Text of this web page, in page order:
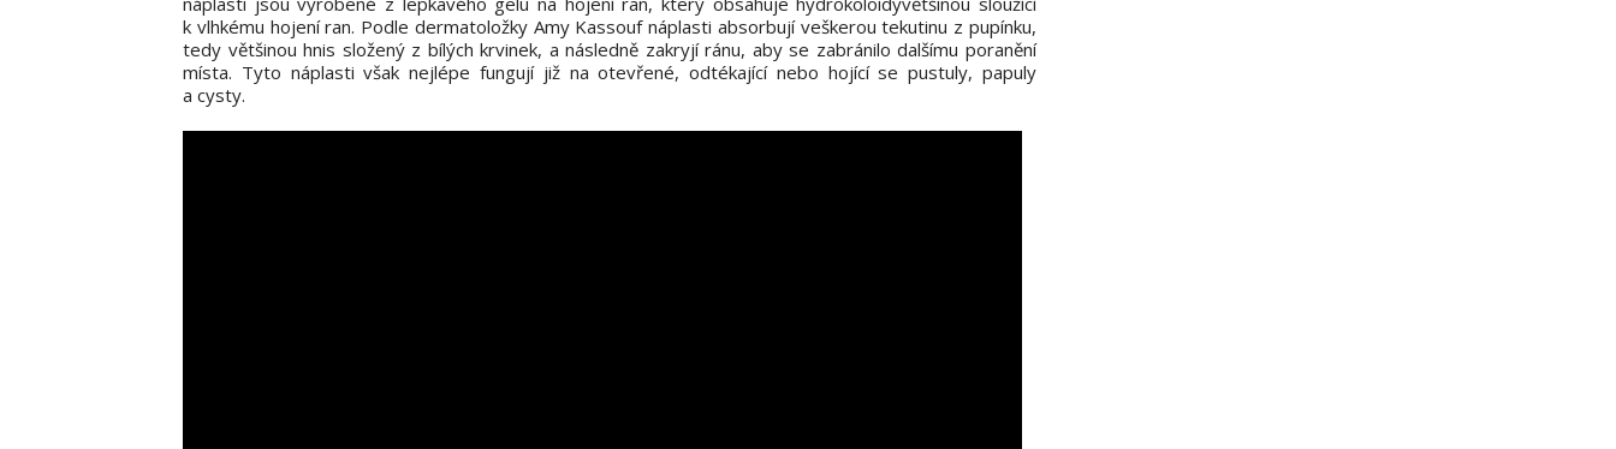
k vlhkému hojení ran. Podle dermatoložky Amy Kassouf náplasti absorbují veškerou tekutinu z pupínku,
tedy většinou hnis složený z bílých krvinek, a následně zakryjí ránu, aby se zabránilo dalšímu poranění
místa. Tyto náplasti však nejlépe fungují již na otevřené, odtékající nebo hojící se pustuly, papuly
a cysty.